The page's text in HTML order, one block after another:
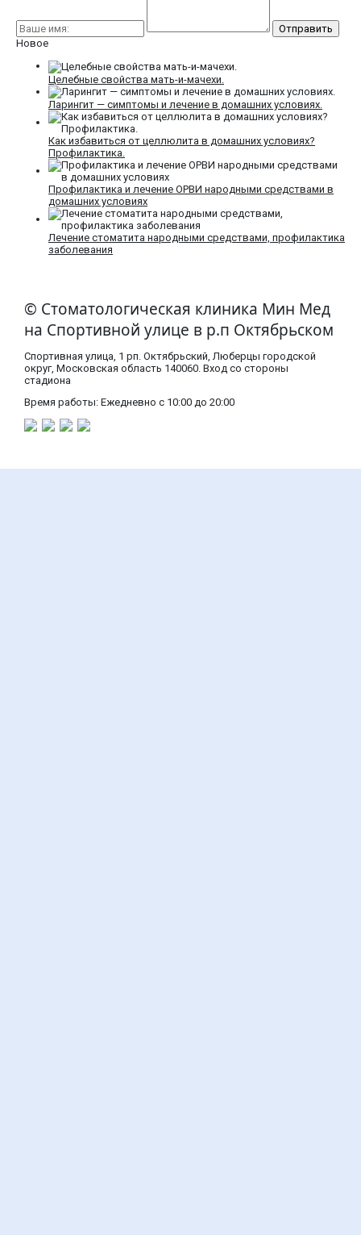
Новое
Целебные свойства мать-и-мачехи.
Ларингит — симптомы и лечение в домашних условиях.
Как избавиться от целлюлита в домашних условиях?
Профилактика.
Профилактика и лечение ОРВИ народными средствами в
домашних условиях
Лечение стоматита народными средствами, профилактика
заболевания
© Стоматологическая клиника Мин Мед
на Спортивной улице в р.п Октябрьском
Спортивная улица, 1 рп. Октябрьский, Люберцы городской
округ, Московская область​ 140060. Вход со стороны
стадиона
Время работы: Ежедневно с 10:00 до 20:00